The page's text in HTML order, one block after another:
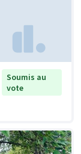
Soumis au
vote